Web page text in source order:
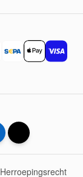
Herroepingsrecht